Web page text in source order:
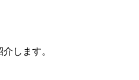
します。